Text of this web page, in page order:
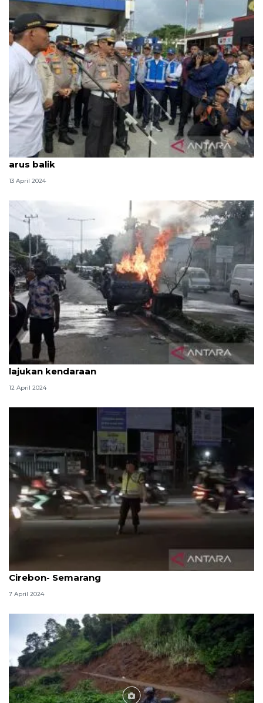
Pengendara diminta jaga toleransi berkendara saat
arus balik
13 April 2024
Polres Jayapura imbau pengendara hati-hati
lajukan kendaraan
12 April 2024
83 ribu pengendara motor masuk Jalur Pantura
Cirebon- Semarang
7 April 2024